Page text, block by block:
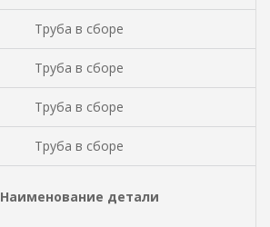
Труба в сборе
Труба в сборе
Труба в сборе
Труба в сборе
Наименование детали